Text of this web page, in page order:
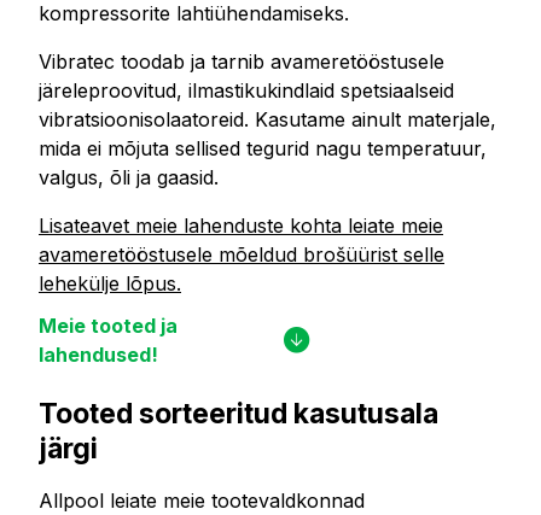
kompressorite lahtiühendamiseks.
Vibratec toodab ja tarnib avameretööstusele
järeleproovitud, ilmastikukindlaid spetsiaalseid
vibratsioonisolaatoreid. Kasutame ainult materjale,
mida ei mõjuta sellised tegurid nagu temperatuur,
valgus, õli ja gaasid.
Lisateavet meie lahenduste kohta leiate meie
avameretööstusele mõeldud brošüürist selle
lehekülje lõpus.
Meie tooted ja
lahendused!
Tooted sorteeritud kasutusala
järgi
Allpool leiate meie tootevaldkonnad